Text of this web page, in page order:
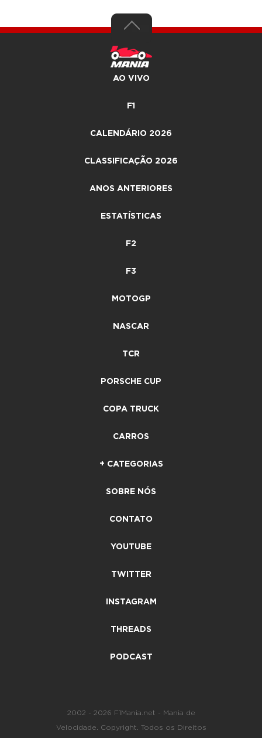
AO VIVO
F1
CALENDÁRIO 2026
CLASSIFICAÇÃO 2026
ANOS ANTERIORES
ESTATÍSTICAS
F2
F3
MOTOGP
NASCAR
TCR
PORSCHE CUP
COPA TRUCK
CARROS
+ CATEGORIAS
SOBRE NÓS
CONTATO
YOUTUBE
TWITTER
INSTAGRAM
THREADS
PODCAST
2002 - 2026 F1Mania.net - Mania de
Velocidade. Copyright. Todos os Direitos